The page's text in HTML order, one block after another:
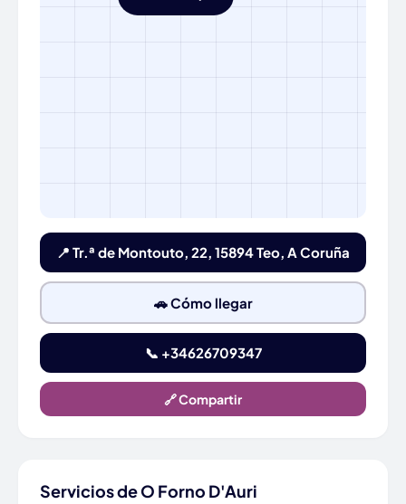
📍 Tr.ª de Montouto, 22, 15894 Teo, A Coruña
🚗 Cómo llegar
📞 +34626709347
🔗 Compartir
Servicios de O Forno D'Auri